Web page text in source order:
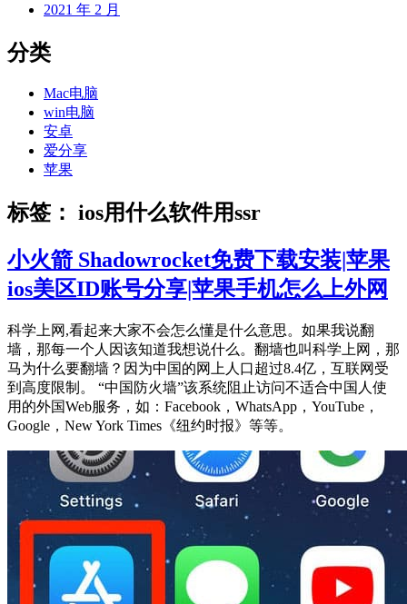
2021 年 2 月
分类
Mac电脑
win电脑
安卓
爱分享
苹果
标签： ios用什么软件用ssr
小火箭 Shadowrocket免费下载安装|苹果
ios美区ID账号分享|苹果手机怎么上外网
科学上网,看起来大家不会怎么懂是什么意思。如果我说翻
墙，那每一个人因该知道我想说什么。翻墙也叫科学上网，那
马为什么要翻墙？因为中国的网上人口超过8.4亿，互联网受
到高度限制。 “中国防火墙”该系统阻止访问不适合中国人使
用的外国Web服务，如：Facebook，WhatsApp，YouTube，
Google，New York Times《纽约时报》等等。